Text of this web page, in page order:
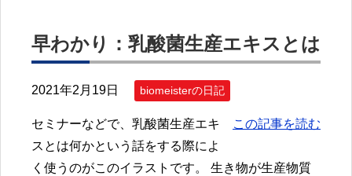
早わかり：乳酸菌生産エキスとは
2021年2月19日 biomeisterの日記
この記事を読む
セミナーなどで、乳酸菌生産エキ
スとは何かという話をする際によ
く使うのがこのイラストです。 生き物が生産物質